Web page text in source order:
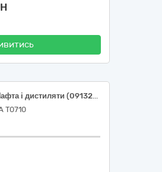
Код 09130000-9 – Нафта і дистиляти (09132000-3 – Бензин А-95 Євро 5 (ДСТУ 7687:2015); 09134200-9–Дизельне паливо Євро-5, (ДСТУ 7688:2015))
Т0710